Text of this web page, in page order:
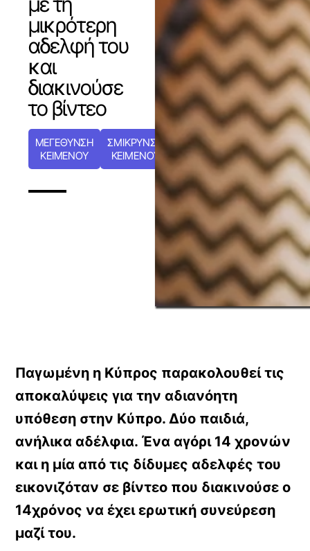
μικρότερη
αδελφή του
και
διακινούσε
το βίντεο
ΜΕΓΕΘΥΝΣΗ
ΚΕΙΜΕΝΟΥ
ΣΜΙΚΡΥΝΣΗ
ΚΕΙΜΕΝΟΥ
Παγωμένη η Κύπρος παρακολουθεί τις
αποκαλύψεις για την αδιανόητη
υπόθεση στην Κύπρο. Δύο παιδιά,
ανήλικα αδέλφια. Ένα αγόρι 14 χρονών
και η μία από τις δίδυμες αδελφές του
εικονιζόταν σε βίντεο που διακινούσε ο
14χρόνος να έχει ερωτική συνεύρεση
μαζί του.